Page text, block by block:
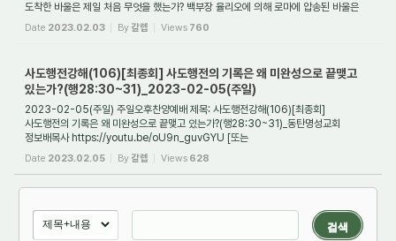
도착한 바울은 제일 처음 무엇을 했는가? 백부장 율리오에 의해 로마에 압송된 바울은
로마에 도착한 이후 무엇을 시작했...
Date 2023.02.03 By갈렙 Views 760
사도행전강해(106)[최종회] 사도행전의 기록은 왜 미완성으로 끝맺고
있는가?(행28:30~31)_2023-02-05(주일)
2023-02-05(주일) 주일오후찬양예배 제목: 사도행전강해(106)[최종회]
사도행전의 기록은 왜 미완성으로 끝맺고 있는가?(행28:30~31)_동탄명성교회
정보배목사 https://youtu.be/oU9n_guvGYU [또는
https://tv.naver.com/v/32964369] 1. 들어가며 오늘은 사도...
Date 2023.02.05 By갈렙 Views 628
검색